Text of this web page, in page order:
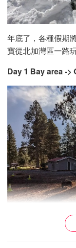
年底了，各種假期
寶從北加灣區一路
Day 1 Bay area ->